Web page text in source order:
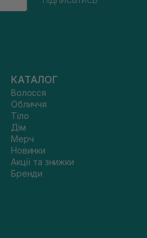
КАТАЛОГ
Волосся
Обличчя
Тіло
Дім
Мерч
Новинки
Акції та знижки
Бренди